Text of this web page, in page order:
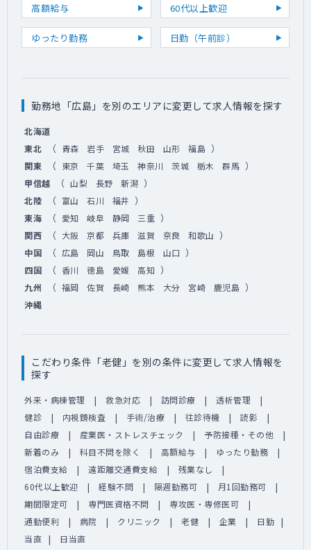
高額給与
60代以上歓迎
ゆったり勤務 日勤（午前診）
勤務地「広島」を別のエリアに変更して求人情報を探す
北海道
東北
（ 青森 岩手 宮城 秋田 山形 福島 ）
関東 （ 東京 千葉 埼玉 神奈川 茨城 栃木 群馬 ）
甲信越 （ 山梨 長野 新潟 ）
北陸 （ 富山 石川 福井 ）
東海 （ 愛知 岐阜 静岡 三重 ）
関西 （ 大阪 京都 兵庫 滋賀 奈良 和歌山 ）
中国 （ 広島 岡山 鳥取 島根 山口 ）
四国 （ 香川 徳島 愛媛 高知 ）
九州 （ 福岡 佐賀 長崎 熊本 大分 宮崎 鹿児島 ）
沖縄
こだわり条件「老健」を別の条件に変更して求人情報を
探す
外来・病棟管理 救急対応 訪問診療
透析管理
健診
内視鏡検査 手術/治療 往診待機
読影
自由診療
産業医・ストレスチェック
予防接種・その他
新着のみ
科目不問を除く 高額給与
ゆったり勤務
宿泊費支給
遠距離交通費支給
残業なし
60代以上歓迎
経験不問 隔週勤務可
月1回勤務可
期間限定可
専門医資格不問
専攻医・専修医可
通勤便利
病院 クリニック 老健 企業
日勤
当直
日当直